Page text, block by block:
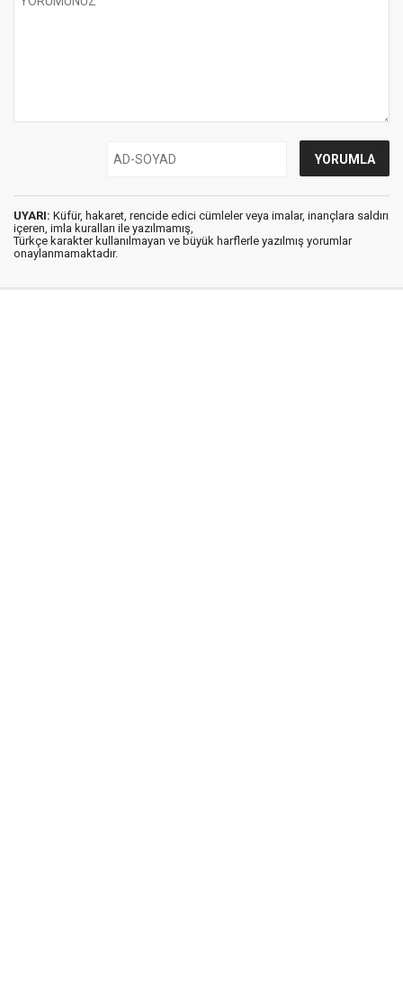
UYARI: Küfür, hakaret, rencide edici cümleler veya imalar, inançlara saldırı
içeren, imla kuralları ile yazılmamış,
Türkçe karakter kullanılmayan ve büyük harflerle yazılmış yorumlar
onaylanmamaktadır.